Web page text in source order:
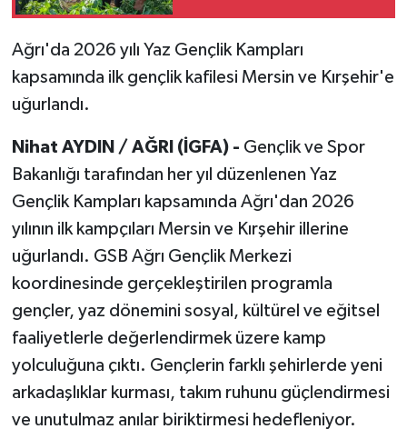
Ağrı'da 2026 yılı Yaz Gençlik Kampları
kapsamında ilk gençlik kafilesi Mersin ve Kırşehir'e
uğurlandı.
Nihat AYDIN / AĞRI (İGFA) - Gençlik ve Spor
Bakanlığı tarafından her yıl düzenlenen Yaz
Gençlik Kampları kapsamında Ağrı'dan 2026
yılının ilk kampçıları Mersin ve Kırşehir illerine
uğurlandı. GSB Ağrı Gençlik Merkezi
koordinesinde gerçekleştirilen programla
gençler, yaz dönemini sosyal, kültürel ve eğitsel
faaliyetlerle değerlendirmek üzere kamp
yolculuğuna çıktı. Gençlerin farklı şehirlerde yeni
arkadaşlıklar kurması, takım ruhunu güçlendirmesi
ve unutulmaz anılar biriktirmesi hedefleniyor.